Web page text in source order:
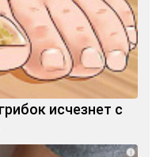
исчезнет с
i